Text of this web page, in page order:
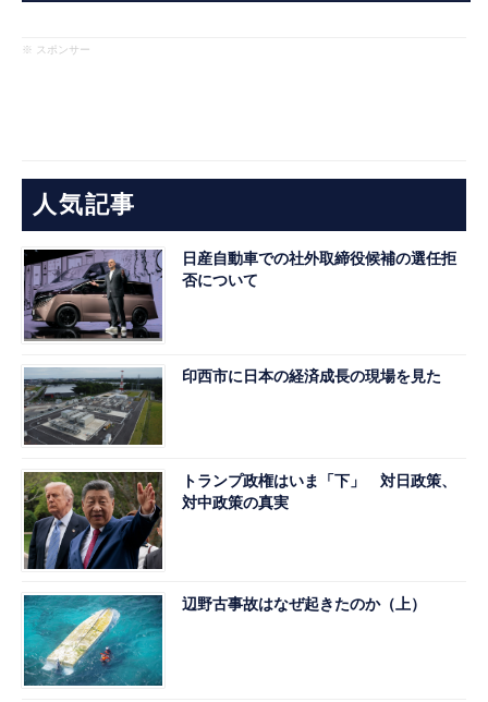
※ スポンサー
人気記事
日産自動車での社外取締役候補の選任拒
否について
印西市に日本の経済成長の現場を見た
トランプ政権はいま「下」 対日政策、
対中政策の真実
辺野古事故はなぜ起きたのか（上）